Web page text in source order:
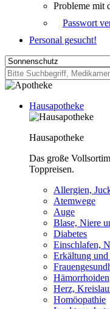
Probleme mit
Passwort
Personal gesucht!
Hausapotheke
Hausapotheke
Das große
Toppreisen.
Allergien,
Atemwege
Auge
Blase, Niere
Diabetes
Einschlafen,
Erkältung und
Hämorrhoiden
Herz,
Homöopathie